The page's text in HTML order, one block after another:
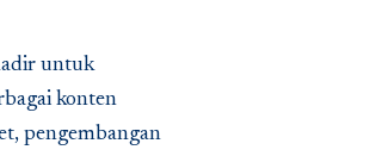
untuk
konten
pengembangan